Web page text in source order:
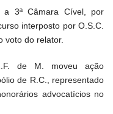
a 3ª Câmara Cível, por
interposto por O.S.C.
voto do relator.
de M. moveu ação
de R.C., representado
advocatícios no